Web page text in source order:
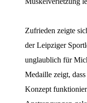
Zufrieden zeigte
der Leipziger
unglaublich für
Medaille zeigt,
Konzept